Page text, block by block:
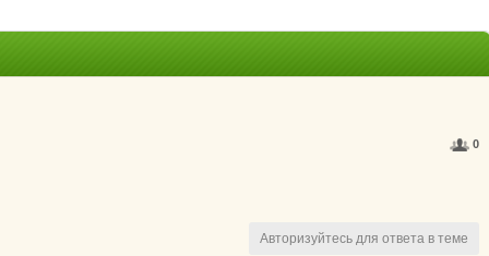
0
Авторизуйтесь для ответа в теме